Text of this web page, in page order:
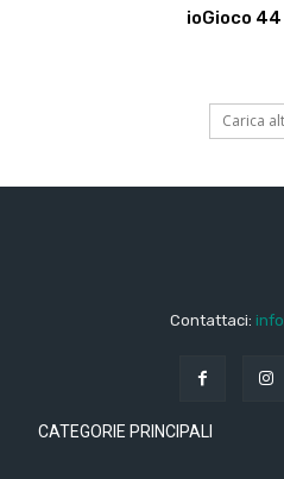
ioGioco
Carica
Contattaci:
CATEGORIE PRINCIPALI